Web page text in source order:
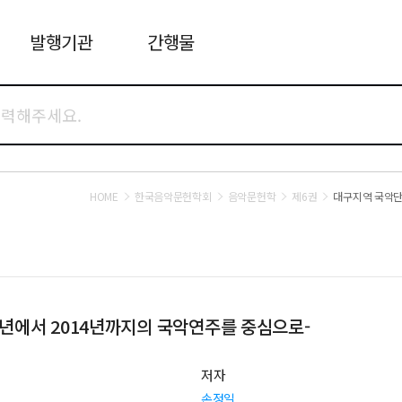
발행기관 간행물
HOME 한국음악문헌학회 음악문헌학 제6권 대구지역 국악
에서 2014년까지의 국악연주를 중심으로-
저자